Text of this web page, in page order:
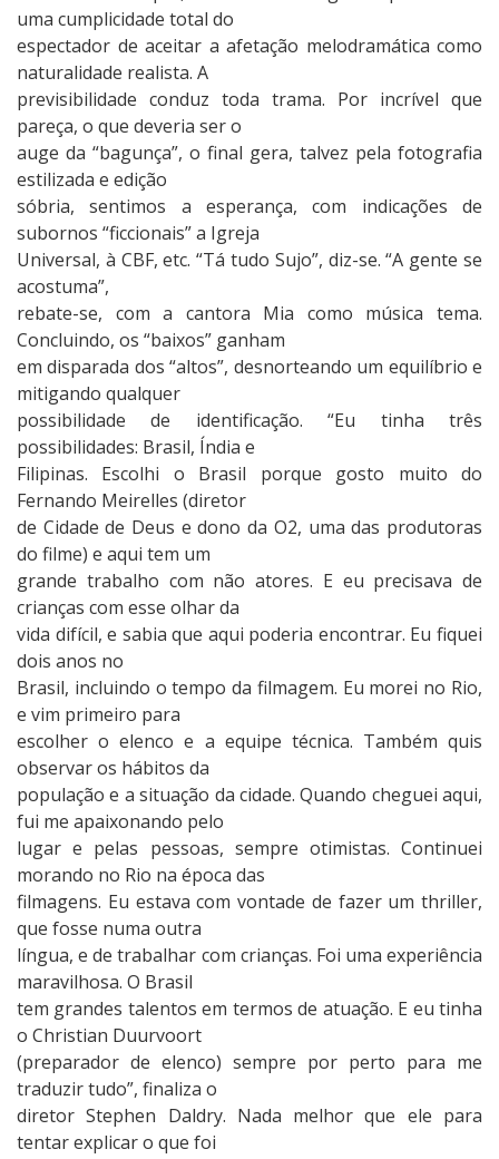
uma cumplicidade total do
espectador de aceitar a afetação melodramática como
naturalidade realista. A
previsibilidade conduz toda trama. Por incrível que
pareça, o que deveria ser o
auge da “bagunça”, o final gera, talvez pela fotografia
estilizada e edição
sóbria, sentimos a esperança, com indicações de
subornos “ficcionais” a Igreja
Universal, à CBF, etc. “Tá tudo Sujo”, diz-se. “A gente se
acostuma”,
rebate-se, com a cantora Mia como música tema.
Concluindo, os “baixos” ganham
em disparada dos “altos”, desnorteando um equilíbrio e
mitigando qualquer
possibilidade de identificação. “Eu tinha três
possibilidades: Brasil, Índia e
Filipinas. Escolhi o Brasil porque gosto muito do
Fernando Meirelles (diretor
de Cidade de Deus e dono da O2, uma das produtoras
do filme) e aqui tem um
grande trabalho com não atores. E eu precisava de
crianças com esse olhar da
vida difícil, e sabia que aqui poderia encontrar. Eu fiquei
dois anos no
Brasil, incluindo o tempo da filmagem. Eu morei no Rio,
e vim primeiro para
escolher o elenco e a equipe técnica. Também quis
observar os hábitos da
população e a situação da cidade. Quando cheguei aqui,
fui me apaixonando pelo
lugar e pelas pessoas, sempre otimistas. Continuei
morando no Rio na época das
filmagens. Eu estava com vontade de fazer um thriller,
que fosse numa outra
língua, e de trabalhar com crianças. Foi uma experiência
maravilhosa. O Brasil
tem grandes talentos em termos de atuação. E eu tinha
o Christian Duurvoort
(preparador de elenco) sempre por perto para me
traduzir tudo”, finaliza o
diretor Stephen Daldry. Nada melhor que ele para
tentar explicar o que foi